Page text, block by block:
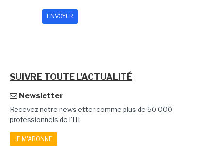
SUIVRE TOUTE L'ACTUALITÉ
Newsletter
Recevez notre newsletter comme plus de 50 000
professionnels de l'IT!
JE M'ABONNE